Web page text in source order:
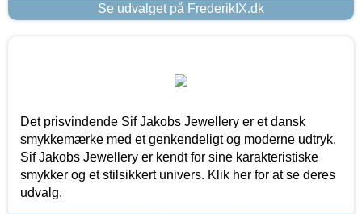
Se udvalget på FrederikIX.dk
Det prisvindende Sif Jakobs Jewellery er et dansk
smykkemærke med et genkendeligt og moderne udtryk.
Sif Jakobs Jewellery er kendt for sine karakteristiske
smykker og et stilsikkert univers. Klik her for at se deres
udvalg.